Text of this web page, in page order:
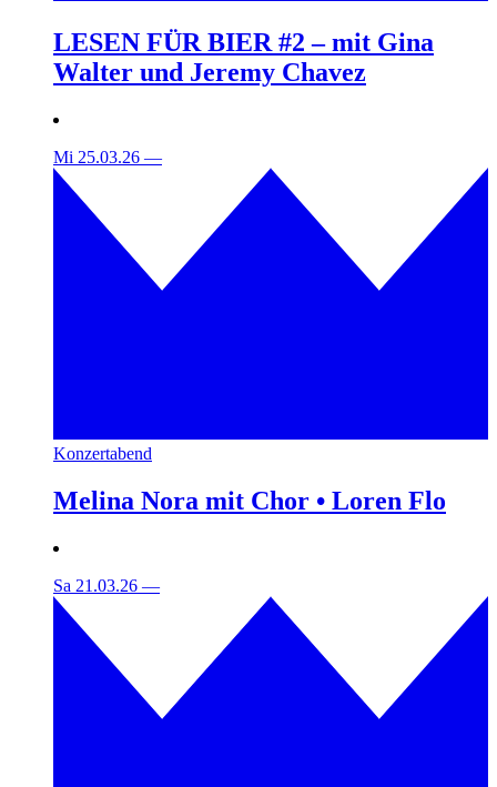
LESEN FÜR BIER #2 – mit Gina
Walter und Jeremy Chavez
Mi 25.03.26 —
Konzertabend
Melina Nora mit Chor • Loren Flo
Sa 21.03.26 —